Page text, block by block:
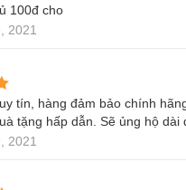
100đ cho
2021
55
tín, hàng đảm bảo chính
tặng hấp dẫn. Sẽ ủng hộ dài
2021